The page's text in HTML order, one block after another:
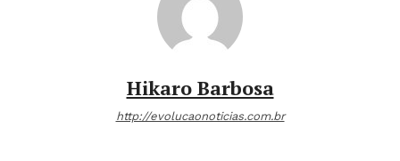
Hikaro Barbosa
http://evolucaonoticias.com.br